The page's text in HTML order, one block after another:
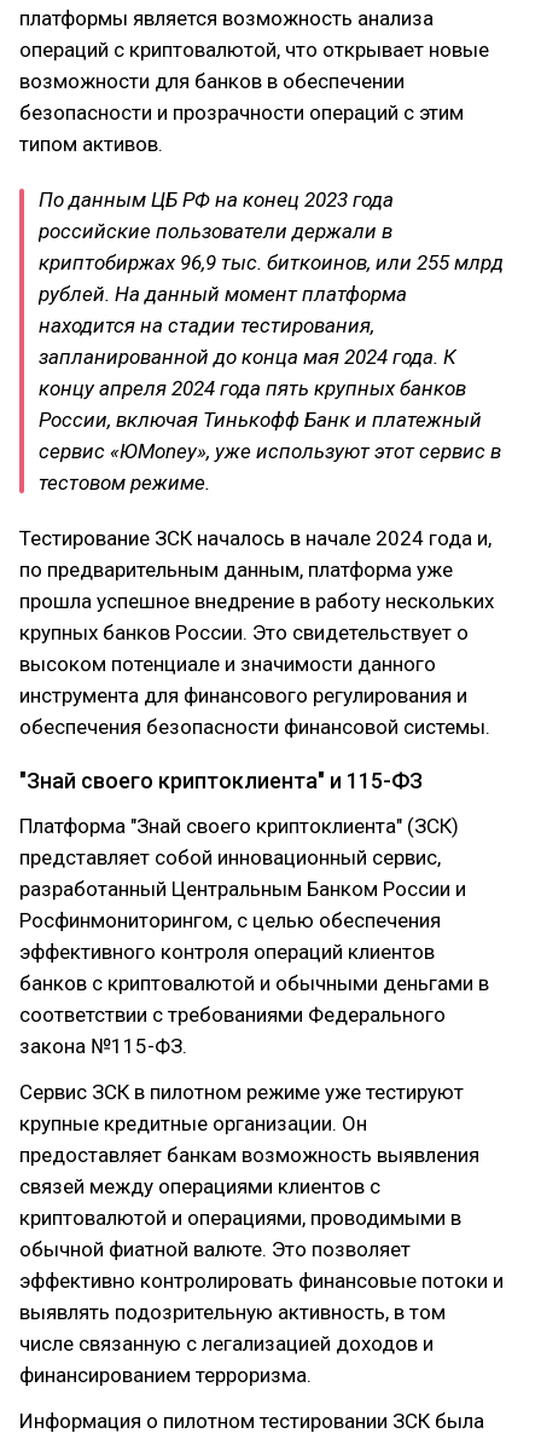
платформы является возможность анализа
операций с криптовалютой, что открывает новые
возможности для банков в обеспечении
безопасности и прозрачности операций с этим
типом активов.
По данным ЦБ РФ на конец 2023 года
российские пользователи держали в
криптобиржах 96,9 тыс. биткоинов, или 255 млрд
рублей. На данный момент платформа
находится на стадии тестирования,
запланированной до конца мая 2024 года. К
концу апреля 2024 года пять крупных банков
России, включая Тинькофф Банк и платежный
сервис «ЮMoney», уже используют этот сервис в
тестовом режиме.
Тестирование ЗСК началось в начале 2024 года и,
по предварительным данным, платформа уже
прошла успешное внедрение в работу нескольких
крупных банков России. Это свидетельствует о
высоком потенциале и значимости данного
инструмента для финансового регулирования и
обеспечения безопасности финансовой системы.
"Знай своего криптоклиента" и 115-ФЗ
Платформа "Знай своего криптоклиента" (ЗСК)
представляет собой инновационный сервис,
разработанный Центральным Банком России и
Росфинмониторингом, с целью обеспечения
эффективного контроля операций клиентов
банков с криптовалютой и обычными деньгами в
соответствии с требованиями Федерального
закона №115-ФЗ.
Сервис ЗСК в пилотном режиме уже тестируют
крупные кредитные организации. Он
предоставляет банкам возможность выявления
связей между операциями клиентов с
криптовалютой и операциями, проводимыми в
обычной фиатной валюте. Это позволяет
эффективно контролировать финансовые потоки и
выявлять подозрительную активность, в том
числе связанную с легализацией доходов и
финансированием терроризма.
Информация о пилотном тестировании ЗСК была